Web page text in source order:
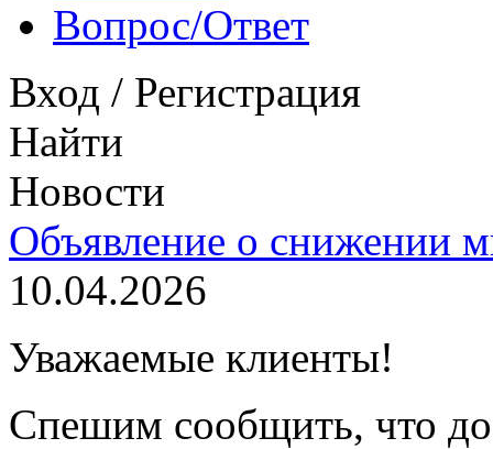
Вопрос/Ответ
Вход / Регистрация
Найти
Новости
Объявление о снижении
10.04.2026
Уважаемые клиенты!
Спешим сообщить, что